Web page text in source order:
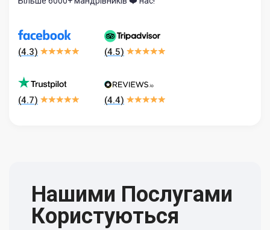
(4.3) (4.5)
(4.7) (4.4)
Нашими Послугами
Користуються